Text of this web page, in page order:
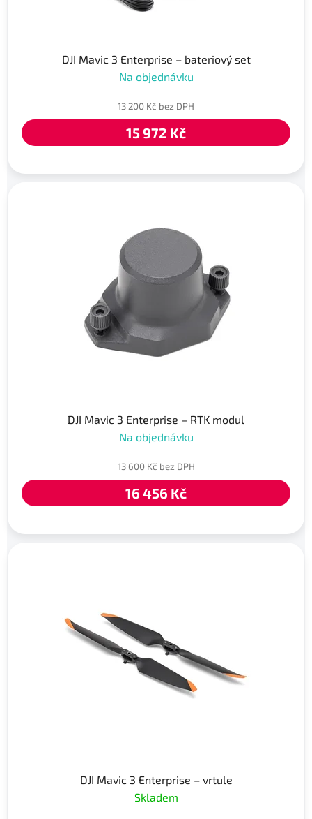
DJI Mavic 3 Enterprise – bateriový set
Na objednávku
13 200 Kč bez DPH
15 972 Kč
DJI Mavic 3 Enterprise – RTK modul
Na objednávku
13 600 Kč bez DPH
16 456 Kč
DJI Mavic 3 Enterprise – vrtule
Skladem